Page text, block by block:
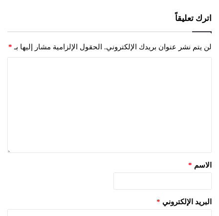
اترك تعليقاً
لن يتم نشر عنوان بريدك الإلكتروني. الحقول الإلزامية مشار إليها بـ *
الاسم *
البريد الإلكتروني *